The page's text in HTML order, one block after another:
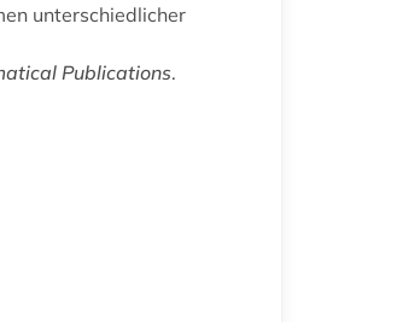
unterschiedlicher
Publications.